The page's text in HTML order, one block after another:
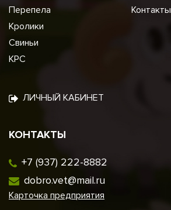
Перепела
Кролики
Свиньи
КРС
Контакты
ЛИЧНЫЙ КАБИНЕТ
КОНТАКТЫ
+7 (937) 222-8882
dobro.vet@mail.ru
Карточка предприятия